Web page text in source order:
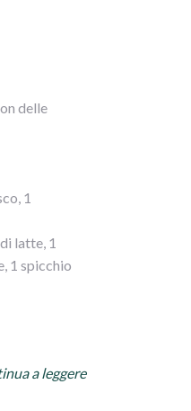
delle
1
latte, 1
1 spicchio
composto
a leggere